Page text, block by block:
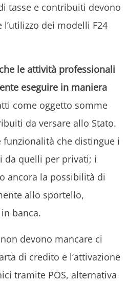
tasse e contribuiti devono
dei modelli F24
le attività professionali
eseguire in maniera
come oggetto somme
da versare allo Stato.
che distingue i
da quelli per privati; i
ancora la possibilità di
allo sportello,
banca.
devono mancare ci
di credito e l’attivazione
tramite POS, alternativa